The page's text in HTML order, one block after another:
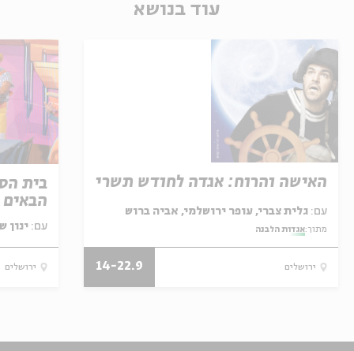
עוד בנושא
האישה והרוח: אגדה לחודש תשרי
עם:
מתוך:אגדות הלבנה
ירושלים 14-22.9
בית
עם: ינון
ירושלים